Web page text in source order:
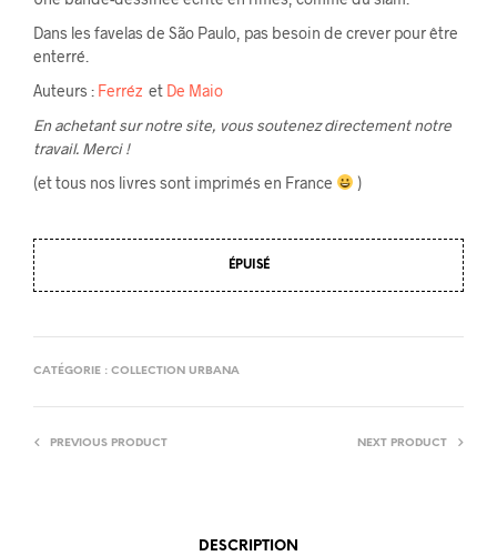
Dans les favelas de São Paulo, pas besoin de crever pour être
enterré.
Auteurs : Ferréz et De Maio
En achetant sur notre site, vous soutenez directement notre
travail. Merci !
(et tous nos livres sont imprimés en France
)
ÉPUISÉ
CATÉGORIE : COLLECTION URBANA
PREVIOUS PRODUCT NEXT PRODUCT
DESCRIPTION